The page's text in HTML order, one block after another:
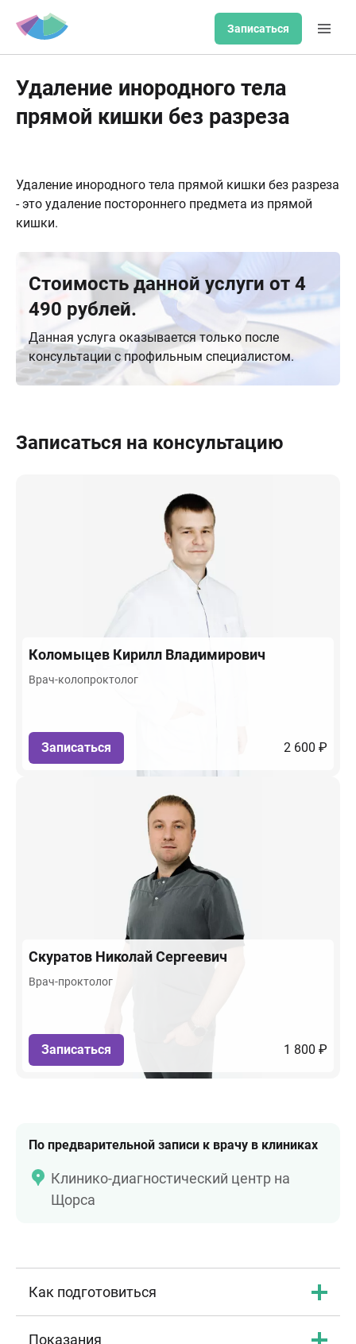
Записаться
Удаление инородного тела
прямой кишки без разреза
Удаление инородного тела прямой кишки без разреза
- это удаление постороннего предмета из прямой
кишки.
Стоимость данной услуги от 4
490 рублей.
Данная услуга оказывается только после
консультации с профильным специалистом.
Записаться на консультацию
Коломыцев Кирилл Владимирович
Врач-колопроктолог
Записаться 2 600 ₽
Скуратов Николай Сергеевич
Врач-проктолог
Записаться 1 800 ₽
По предварительной записи к врачу в клиниках
Клинико-диагностический центр на
Щорса
Как подготовиться
Показания